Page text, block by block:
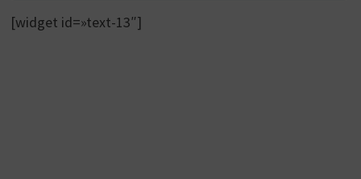
[widget id=»text-13″]